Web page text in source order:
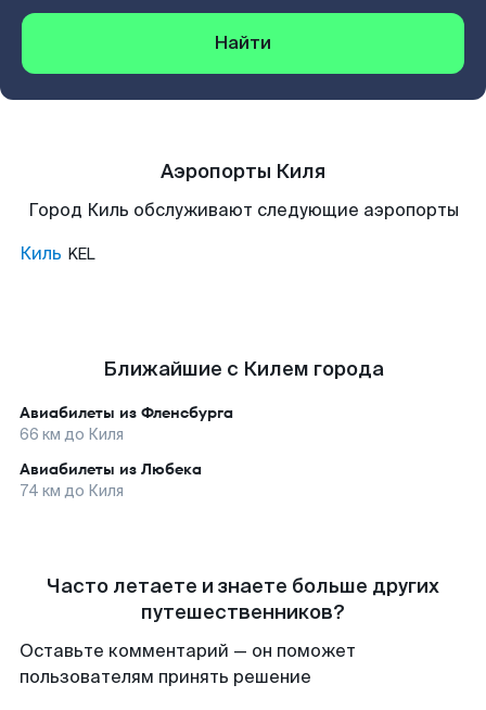
Найти
Аэропорты Киля
Город Киль обслуживают следующие аэропорты
Киль KEL
Ближайшие с Килем города
Авиабилеты из Фленсбурга
66 км до Киля
Авиабилеты из Любека
74 км до Киля
Часто летаете и знаете больше других
путешественников?
Оставьте комментарий — он поможет
пользователям принять решение